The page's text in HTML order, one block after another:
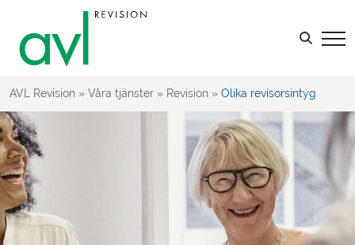
LOGGA IN Sök efter:
AVL Revision » Våra tjänster » Revision » Olika revisorsintyg